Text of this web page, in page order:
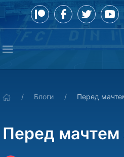
Блоги Перед
Перед мачтем